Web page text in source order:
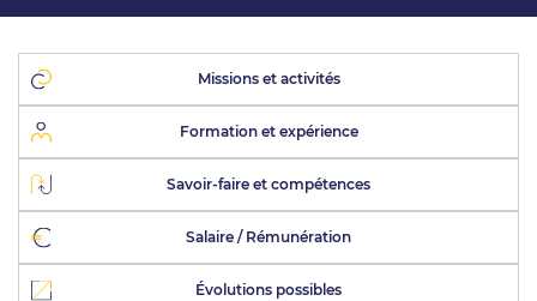
Missions et activités
Formation et expérience
Savoir-faire et compétences
Salaire / Rémunération
Évolutions possibles